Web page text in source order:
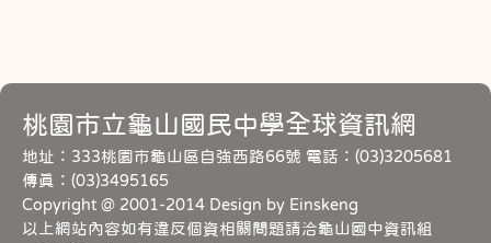
桃園市立龜山國民中學全球資訊網
地址：333桃園市龜山區自強西路66號 電話：(03)3205681
傳真：(03)3495165
Copyright @ 2001-2014 Design by Einskeng
以上網站內容如有違反個資相關問題請洽龜山國中資訊組